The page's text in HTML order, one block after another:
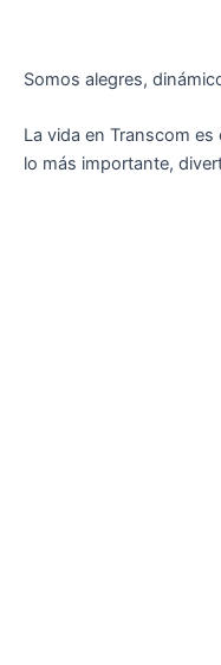
Somos alegres,
La vida en Transcom
lo más importante,